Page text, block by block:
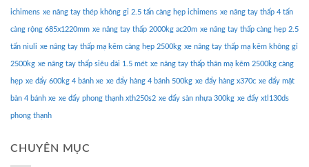
ichimens xe nâng tay thép không gỉ 2.5 tấn càng hẹp ichimens xe nâng tay thấp 4 tấn
càng rộng 685x1220mm xe nâng tay thấp 2000kg ac20m xe nâng tay thấp càng hẹp 2.5
tấn niuli xe nâng tay thấp mạ kẽm càng hẹp 2500kg xe nâng tay thấp mạ kẽm không gỉ
2500kg xe nâng tay thấp siêu dài 1.5 mét xe nâng tay thấp thân mạ kẽm 2500kg càng
hẹp xe đẩy 600kg 4 bánh xe xe đẩy hàng 4 bánh 500kg xe đẩy hàng x370c xe đẩy mặt
bàn 4 bánh xe xe đẩy phong thạnh xth250s2 xe đẩy sàn nhựa 300kg xe đẩy xtl130ds
phong thạnh
CHUYÊN MỤC